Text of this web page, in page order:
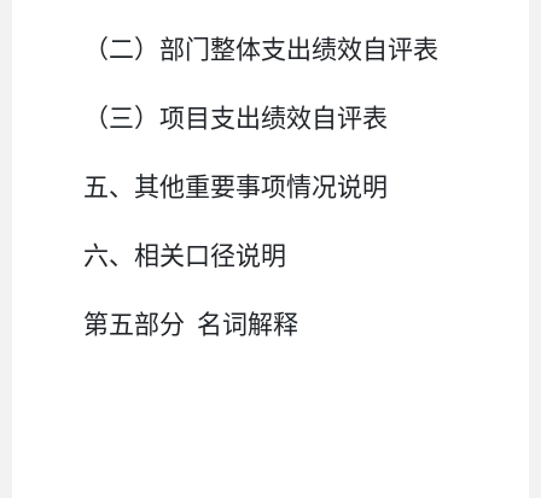
（二）部门整体支出绩效自评表
（三）项目支出绩效自评表
五、其他重要事项情况说明
六、相关口径说明
第五部分 名词解释